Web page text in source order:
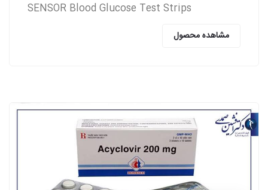
SENSOR Blood Glucose Test Strips
مشاهده محصول